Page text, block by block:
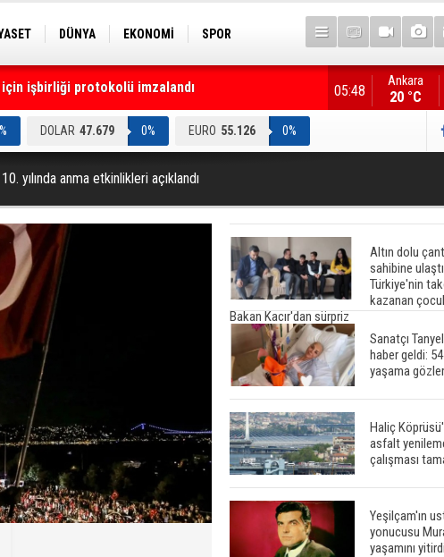
DÜNYA EKONOMİ
SPOR
Gazete Ankara
20 °C
05:48
DOLAR 47.679 0% EURO 55.126 0%
yılında anma etkinlikleri açıklandı
Altın dolu
sahibine
Türkiye'nin
kazanan
Bakan Kacır'dan sürpriz
Sanatçı
haber geldi:
yaşama
Haliç
asfalt
çalışması
Yeşilçam'ın
yonucusu
yaşamını yitirdi